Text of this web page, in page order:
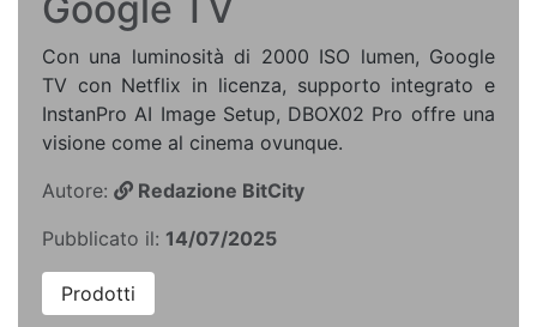
Con una luminosità di 2000 ISO lumen, Google
TV con Netflix in licenza, supporto integrato e
InstanPro AI Image Setup, DBOX02 Pro offre una
visione come al cinema ovunque.
Autore:
Redazione BitCity
Pubblicato il: 14/07/2025
Prodotti